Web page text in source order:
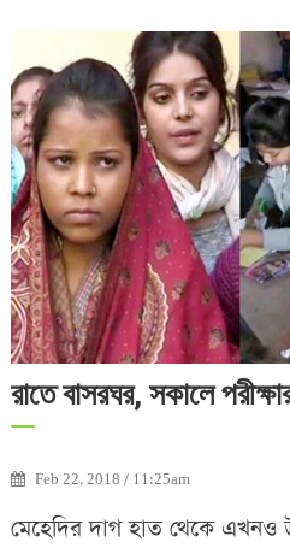
রাতে বাসরঘর, সকালে
Feb 22, 2018 / 11:25am
মেহেদির দাগ হাত থেকে এখনও